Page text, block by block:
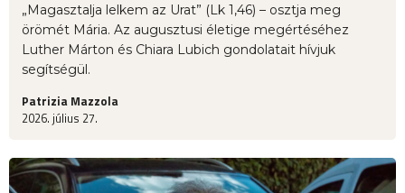
„Magasztalja lelkem az Urat” (Lk 1,46) – osztja meg
örömét Mária. Az augusztusi életige megértéséhez
Luther Márton és Chiara Lubich gondolatait hívjuk
segítségül.
Patrizia Mazzola
2026. július 27.